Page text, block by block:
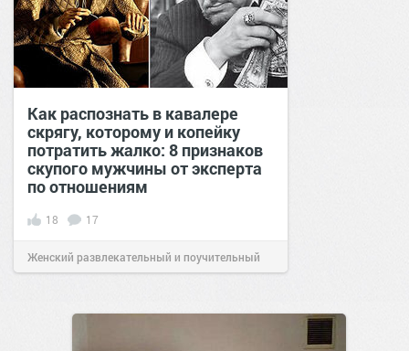
Как распознать в кавалере
скрягу, которому и копейку
потратить жалко: 8 признаков
скупого мужчины от эксперта
по отношениям
18 17
Женский развлекательный и поучительный